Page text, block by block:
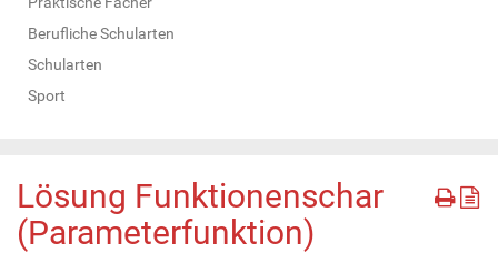
Berufliche Schularten
Schularten
Sport
Lösung Funktionenschar
(Parameterfunktion)